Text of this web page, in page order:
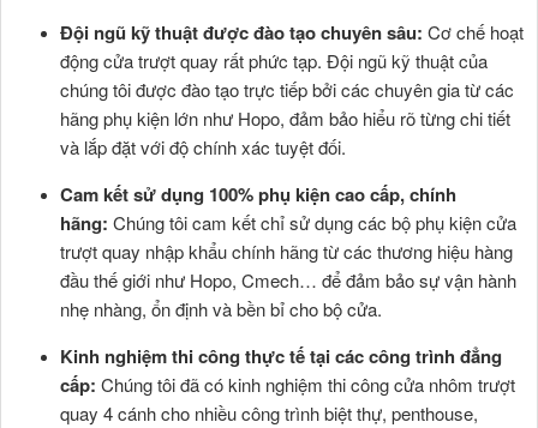
Đội ngũ kỹ thuật được đào tạo chuyên sâu: Cơ chế hoạt
động cửa trượt quay rất phức tạp. Đội ngũ kỹ thuật của
chúng tôi được đào tạo trực tiếp bởi các chuyên gia từ các
hãng phụ kiện lớn như Hopo, đảm bảo hiểu rõ từng chi tiết
và lắp đặt với độ chính xác tuyệt đối.
Cam kết sử dụng 100% phụ kiện cao cấp, chính
hãng: Chúng tôi cam kết chỉ sử dụng các bộ phụ kiện cửa
trượt quay nhập khẩu chính hãng từ các thương hiệu hàng
đầu thế giới như Hopo, Cmech… để đảm bảo sự vận hành
nhẹ nhàng, ổn định và bền bỉ cho bộ cửa.
Kinh nghiệm thi công thực tế tại các công trình đẳng
cấp: Chúng tôi đã có kinh nghiệm thi công cửa nhôm trượt
quay 4 cánh cho nhiều công trình biệt thự, penthouse,